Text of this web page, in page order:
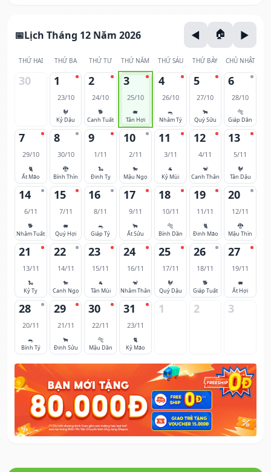
Lịch Tháng 12 Năm 2026
THỨ HAI THỨ BA THỨ TƯ THỨ NĂM THỨ SÁU THỨ BẢY CHỦ NHẬT
30 1
23/10
🐓
Kỷ Dậu
2
24/10
🐕
Canh Tuất
3
25/10
🐖
Tân Hợi
4
26/10
🐀
Nhâm Tý
5
27/10
🐂
Quý Sửu
6
28/10
🐅
Giáp Dần
7
29/10
🐈
Ất Mão
8
30/10
🐉
Bính Thìn
9
1/11
🐍
Đinh Tỵ
10
2/11
🐎
Mậu Ngọ
11
3/11
🐐
Kỷ Mùi
12
4/11
🐒
Canh Thân
13
5/11
🐓
Tân Dậu
14
6/11
🐕
Nhâm Tuất
15
7/11
🐖
Quý Hợi
16
8/11
🐀
Giáp Tý
17
9/11
🐂
Ất Sửu
18
10/11
🐅
Bính Dần
19
11/11
🐈
Đinh Mão
20
12/11
🐉
Mậu Thìn
21
13/11
🐍
Kỷ Tỵ
22
14/11
🐎
Canh Ngọ
23
15/11
🐐
Tân Mùi
24
16/11
🐒
Nhâm Thân
25
17/11
🐓
Quý Dậu
26
18/11
🐕
Giáp Tuất
27
19/11
🐖
Ất Hợi
28
20/11
🐀
Bính Tý
29
21/11
🐂
Đinh Sửu
30
22/11
🐅
Mậu Dần
31
23/11
🐈
Kỷ Mão
1 2 3